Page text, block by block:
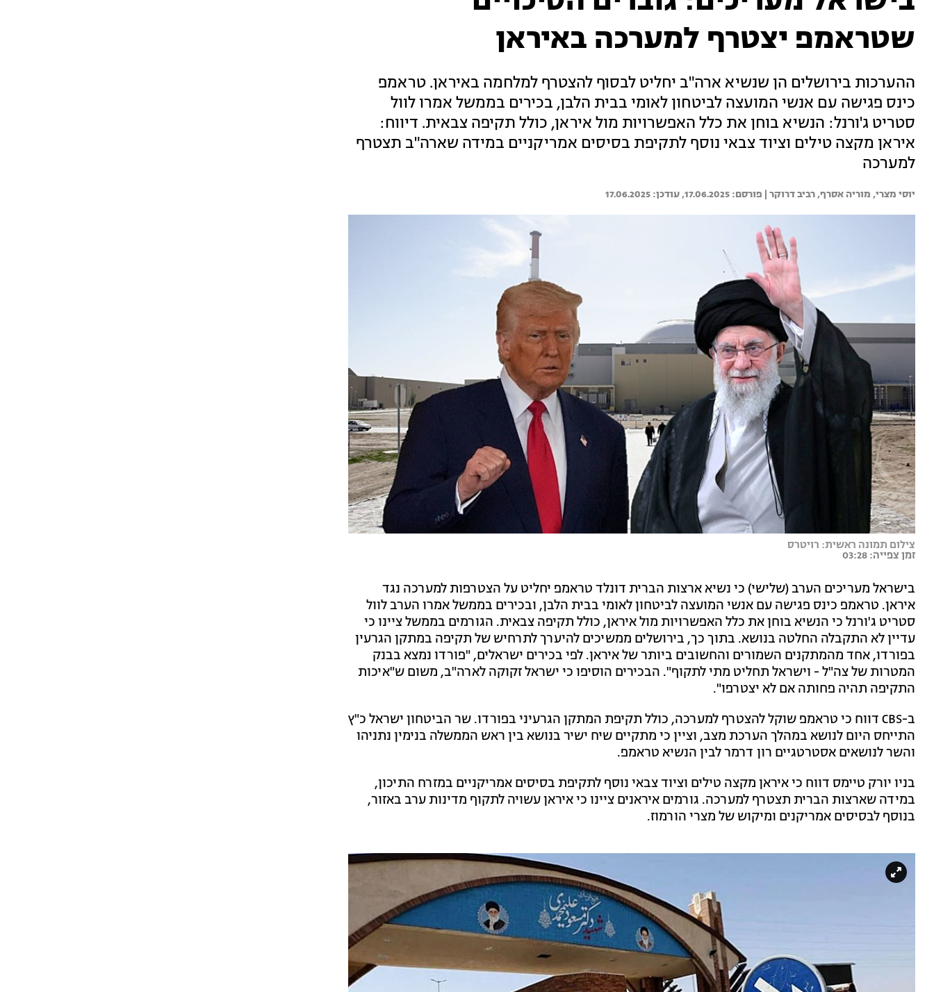
שטראמפ יצטרף למערכה באיראן
ההערכות בירושלים הן שנשיא ארה"ב יחליט לבסוף להצטרף למלחמה באיראן. טראמפ
כינס פגישה עם אנשי המועצה לביטחון לאומי בבית הלבן, בכירים בממשל אמרו לוול
סטריט ג'ורנל: הנשיא בוחן את כלל האפשרויות מול איראן, כולל תקיפה צבאית. דיווח:
איראן מקצה טילים וציוד צבאי נוסף לתקיפת בסיסים אמריקניים במידה שארה"ב תצטרף
למערכה
יוסי מצרי, מוריה אסרף, רביב דרוקר | 17.06.2025
17.06.2025
צילום תמונה ראשית: רויטרס
זמן צפייה: 03:28
בישראל מעריכים הערב (שלישי) כי נשיא ארצות הברית דונלד טראמפ יחליט על הצטרפות למערכה נגד
איראן. טראמפ כינס פגישה עם אנשי המועצה לביטחון לאומי בבית הלבן, ובכירים בממשל אמרו הערב לוול
סטריט ג'ורנל כי הנשיא בוחן את כלל האפשרויות מול איראן, כולל תקיפה צבאית. הגורמים בממשל ציינו כי
עדיין לא התקבלה החלטה בנושא. בתוך כך, בירושלים ממשיכים להיערך לתרחיש של תקיפה במתקן הגרעין
בפורדו, אחד מהמתקנים השמורים והחשובים ביותר של איראן. לפי בכירים ישראלים, "פורדו נמצא בבנק
המטרות של צה"ל - וישראל תחליט מתי לתקוף". הבכירים הוסיפו כי ישראל זקוקה לארה"ב, משום ש"איכות
התקיפה תהיה פחותה אם לא יצטרפו".
ב-CBS דווח כי טראמפ שוקל להצטרף למערכה, כולל תקיפת המתקן הגרעיני בפורדו. שר הביטחון ישראל כ"ץ
התייחס היום לנושא במהלך הערכת מצב, וציין כי מתקיים שיח ישיר בנושא בין ראש הממשלה בנימין נתניהו
והשר לנושאים אסטרטגיים רון דרמר לבין הנשיא טראמפ.
בניו יורק טיימס דווח כי איראן מקצה טילים וציוד צבאי נוסף לתקיפת בסיסים אמריקניים במזרח התיכון,
במידה שארצות הברית תצטרף למערכה. גורמים איראנים ציינו כי איראן עשויה לתקוף מדינות ערב באזור,
בנוסף לבסיסים אמריקנים ומיקוש של מצרי הורמוז.